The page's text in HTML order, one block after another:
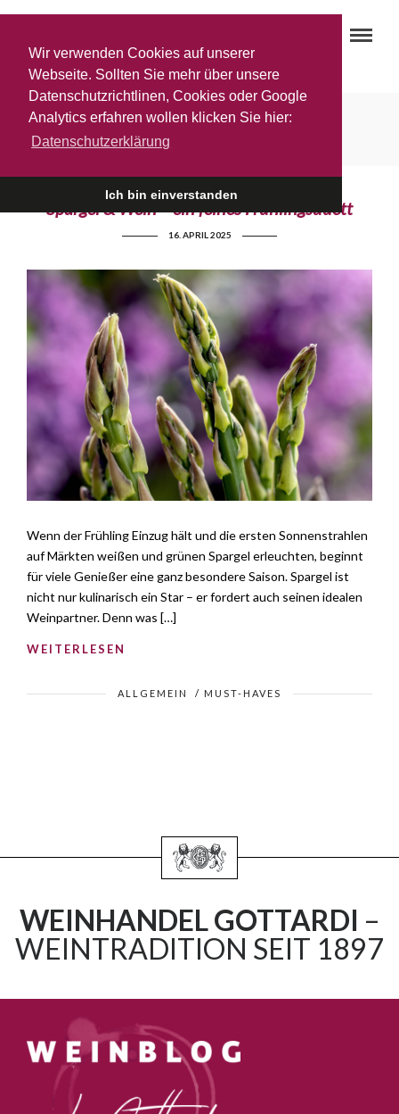
Wir verwenden Cookies auf unserer
Webseite. Sollten Sie mehr über unsere
Datenschutzrichtlinen, Cookies oder Google
Analytics erfahren wollen klicken Sie hier:
Datenschutzerklärung
Ich bin einverstanden
Spargel und Wein
Spargel & Wein – ein feines Frühlingsduett
16. APRIL 2025
Wenn der Frühling Einzug hält und die ersten Sonnenstrahlen
auf Märkten weißen und grünen Spargel erleuchten, beginnt
für viele Genießer eine ganz besondere Saison. Spargel ist
nicht nur kulinarisch ein Star – er fordert auch seinen idealen
Weinpartner. Denn was […]
WEITERLESEN
ALLGEMEIN / MUST-HAVES
WEINHANDEL GOTTARDI –
WEINTRADITION SEIT 1897